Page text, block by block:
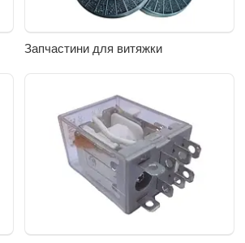
Запчастини для витяжки